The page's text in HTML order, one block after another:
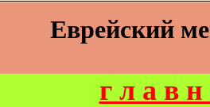
Еврейский
г л а в н